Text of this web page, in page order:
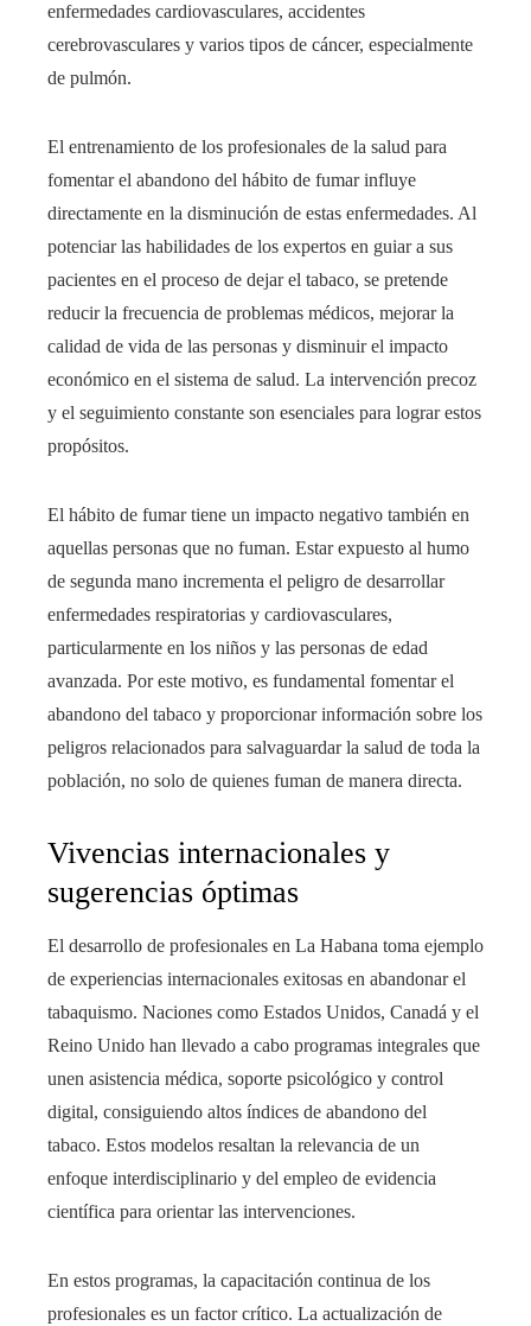
enfermedades cardiovasculares, accidentes
cerebrovasculares y varios tipos de cáncer, especialmente
de pulmón.
El entrenamiento de los profesionales de la salud para
fomentar el abandono del hábito de fumar influye
directamente en la disminución de estas enfermedades. Al
potenciar las habilidades de los expertos en guiar a sus
pacientes en el proceso de dejar el tabaco, se pretende
reducir la frecuencia de problemas médicos, mejorar la
calidad de vida de las personas y disminuir el impacto
económico en el sistema de salud. La intervención precoz
y el seguimiento constante son esenciales para lograr estos
propósitos.
El hábito de fumar tiene un impacto negativo también en
aquellas personas que no fuman. Estar expuesto al humo
de segunda mano incrementa el peligro de desarrollar
enfermedades respiratorias y cardiovasculares,
particularmente en los niños y las personas de edad
avanzada. Por este motivo, es fundamental fomentar el
abandono del tabaco y proporcionar información sobre los
peligros relacionados para salvaguardar la salud de toda la
población, no solo de quienes fuman de manera directa.
Vivencias internacionales y
sugerencias óptimas
El desarrollo de profesionales en La Habana toma ejemplo
de experiencias internacionales exitosas en abandonar el
tabaquismo. Naciones como Estados Unidos, Canadá y el
Reino Unido han llevado a cabo programas integrales que
unen asistencia médica, soporte psicológico y control
digital, consiguiendo altos índices de abandono del
tabaco. Estos modelos resaltan la relevancia de un
enfoque interdisciplinario y del empleo de evidencia
científica para orientar las intervenciones.
En estos programas, la capacitación continua de los
profesionales es un factor crítico. La actualización de